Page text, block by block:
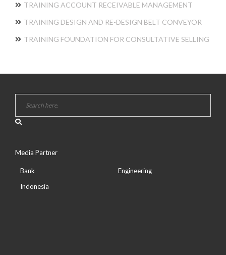
TRAINING ACCOUNT RECEIVABLE MANAGEMENT
TRAINING DESIGN AND RE-DESIGN BELT CONVEYOR
TRAINING FOUNDATION FOR CONSULTATIVE SELLING
Media Partner
Bank
Indonesia
Engineering